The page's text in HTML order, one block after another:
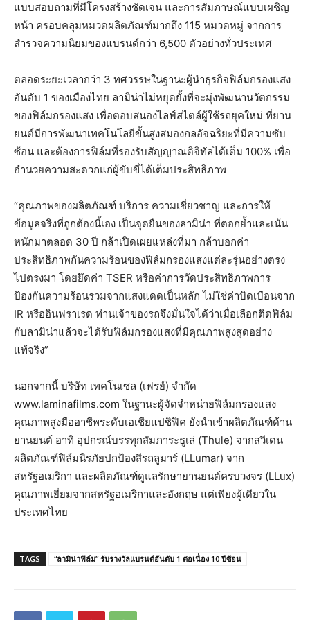
แบบสอบถามที่มีโครงสร้างชัดเจน และการสัมภาษณ์แบบเผชิญ
หน้า ครอบคลุมหมวดผลิตภัณฑ์มากถึง 115 หมวดหมู่ จากการ
สำรวจความนิยมของแบรนด์กว่า 6,500 ตัวอย่างทั่วประเทศ
ตลอดระยะเวลากว่า 3 ทศวรรษในฐานะผู้นำธุรกิจฟิล์มกรองแสง
อันดับ 1 ของเมืองไทย ลามิน่าไม่หยุดยั้งที่จะมุ่งพัฒนานวัตกรรม
ของฟิล์มกรองแสง เพื่อตอบสนองไลฟ์สไตล์ผู้ใช้รถยุคใหม่ ที่ยาน
ยนต์มีการพัฒนาเทคโนโลยีขั้นสูงสมองกลอัจฉริยะที่มีความซับ
ซ้อน และต้องการฟิล์มที่รองรับสัญญาณดิจิทัลได้เต็ม 100% เพื่อ
อำนวยความสะดวกแก่ผู้ขับขี่ได้เต็มประสิทธิภาพ
“คุณภาพของผลิตภัณฑ์ บริการ ความเชี่ยวชาญ และการให้
ข้อมูลจริงที่ถูกต้องนี้เอง เป็นจุดยืนของลามิน่า ที่ตอกย้ำและเน้น
หนักมาตลอด 30 ปี กล้าเปิดเผยแหล่งที่มา กล้าบอกค่า
ประสิทธิภาพกันความร้อนของฟิล์มกรองแสงแต่ละรุ่นอย่างตรง
ไปตรงมา โดยยึดค่า TSER หรือค่าการวัดประสิทธิภาพการ
ป้องกันความร้อนรวมจากแสงแดดเป็นหลัก ไม่ใช่ค่าบิดเบือนจาก
IR หรืออินฟราเรด ท่านเจ้าของรถจึงมั่นใจได้ว่าเมื่อเลือกติดฟิล์ม
กับลามิน่าแล้วจะได้รับฟิล์มกรองแสงที่มีคุณภาพสูงสุดอย่าง
แท้จริง”
นอกจากนี้ บริษัท เทคโนเซล (เฟรย์) จำกัด
www.laminafilms.com ในฐานะผู้จัดจำหน่ายฟิล์มกรองแสง
คุณภาพสูงมืออาชีพระดับเอเชียแปซิฟิค ยังนำเข้าผลิตภัณฑ์ด้าน
ยานยนต์ อาทิ อุปกรณ์บรรทุกสัมภาระธูเล่ (Thule) จากสวีเดน
ผลิตภัณฑ์ฟิล์มนิรภัยปกป้องสีรถลูมาร์ (LLumar) จาก
สหรัฐอเมริกา และผลิตภัณฑ์ดูแลรักษายานยนต์ครบวงจร (LLux)
คุณภาพเยี่ยมจากสหรัฐอเมริกาและอังกฤษ แต่เพียงผู้เดียวใน
ประเทศไทย
TAGS “ลามิน่าฟิล์ม” รับรางวัลแบรนด์อันดับ 1 ต่อเนื่อง 10 ปีซ้อน